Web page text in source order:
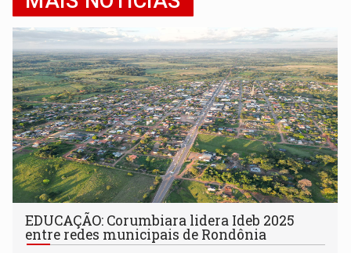
EDUCAÇÃO: Corumbiara lidera Ideb 2025
entre redes municipais de Rondônia